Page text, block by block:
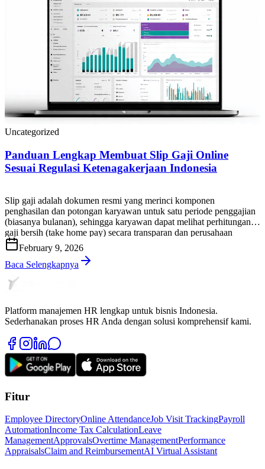
Uncategorized
Panduan Lengkap Membuat Slip Gaji Online
Sesuai Regulasi Ketenagakerjaan Indonesia
Slip gaji adalah dokumen resmi yang merinci komponen
penghasilan dan potongan karyawan untuk satu periode penggajian
(biasanya bulanan), sehingga karyawan dapat melihat perhitungan
gaji bersih (take home pay) secara transparan dan perusahaan
memiliki bukti administrasi yang rapi serta dapat diaudit. Di praktik
HR & payroll Indonesia, slip gaji bukan sekadar “lembar informasi
gaji”. Slip gaji […]
February 9, 2026
Baca Selengkapnya
Platform manajemen HR lengkap untuk bisnis Indonesia.
Sederhanakan proses HR Anda dengan solusi komprehensif kami.
Fitur
Employee DirectoryOnline AttendanceJob Visit TrackingPayroll
AutomationIncome Tax CalculationLeave
ManagementApprovalsOvertime ManagementPerformance
AppraisalsClaim and ReimbursementAI Virtual Assistant